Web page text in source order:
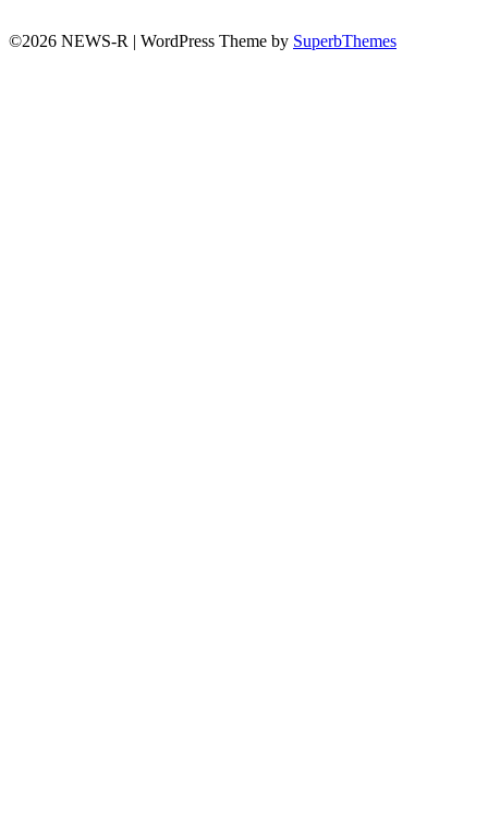
©2026 NEWS-R | WordPress Theme by SuperbThemes